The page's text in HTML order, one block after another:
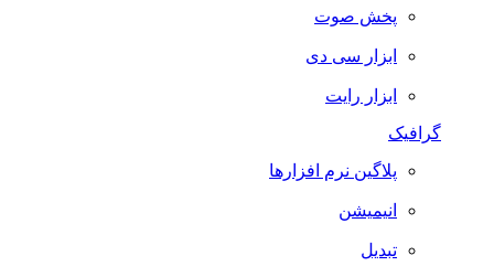
پخش صوت
ابزار سی دی
ابزار رایت
گرافیک
پلاگین نرم افزارها
انیمیشن
تبدیل